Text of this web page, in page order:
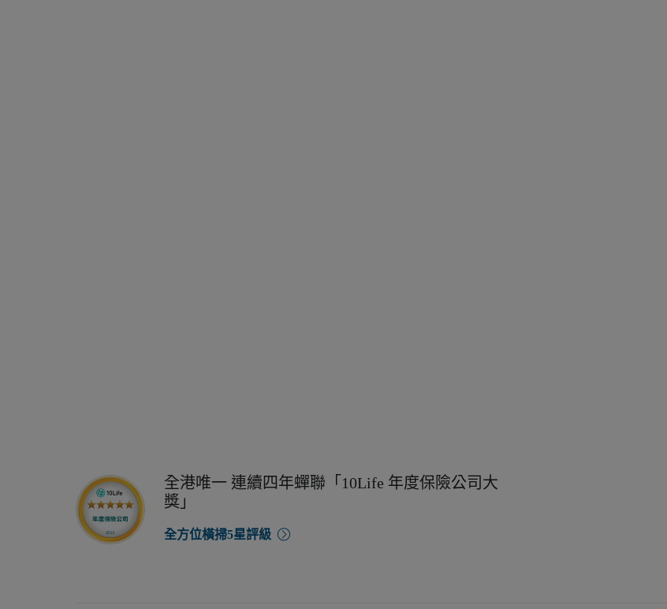
全港唯一 連續四年蟬聯「10Life 年度保險公司大
獎」
全方位橫掃5星評級